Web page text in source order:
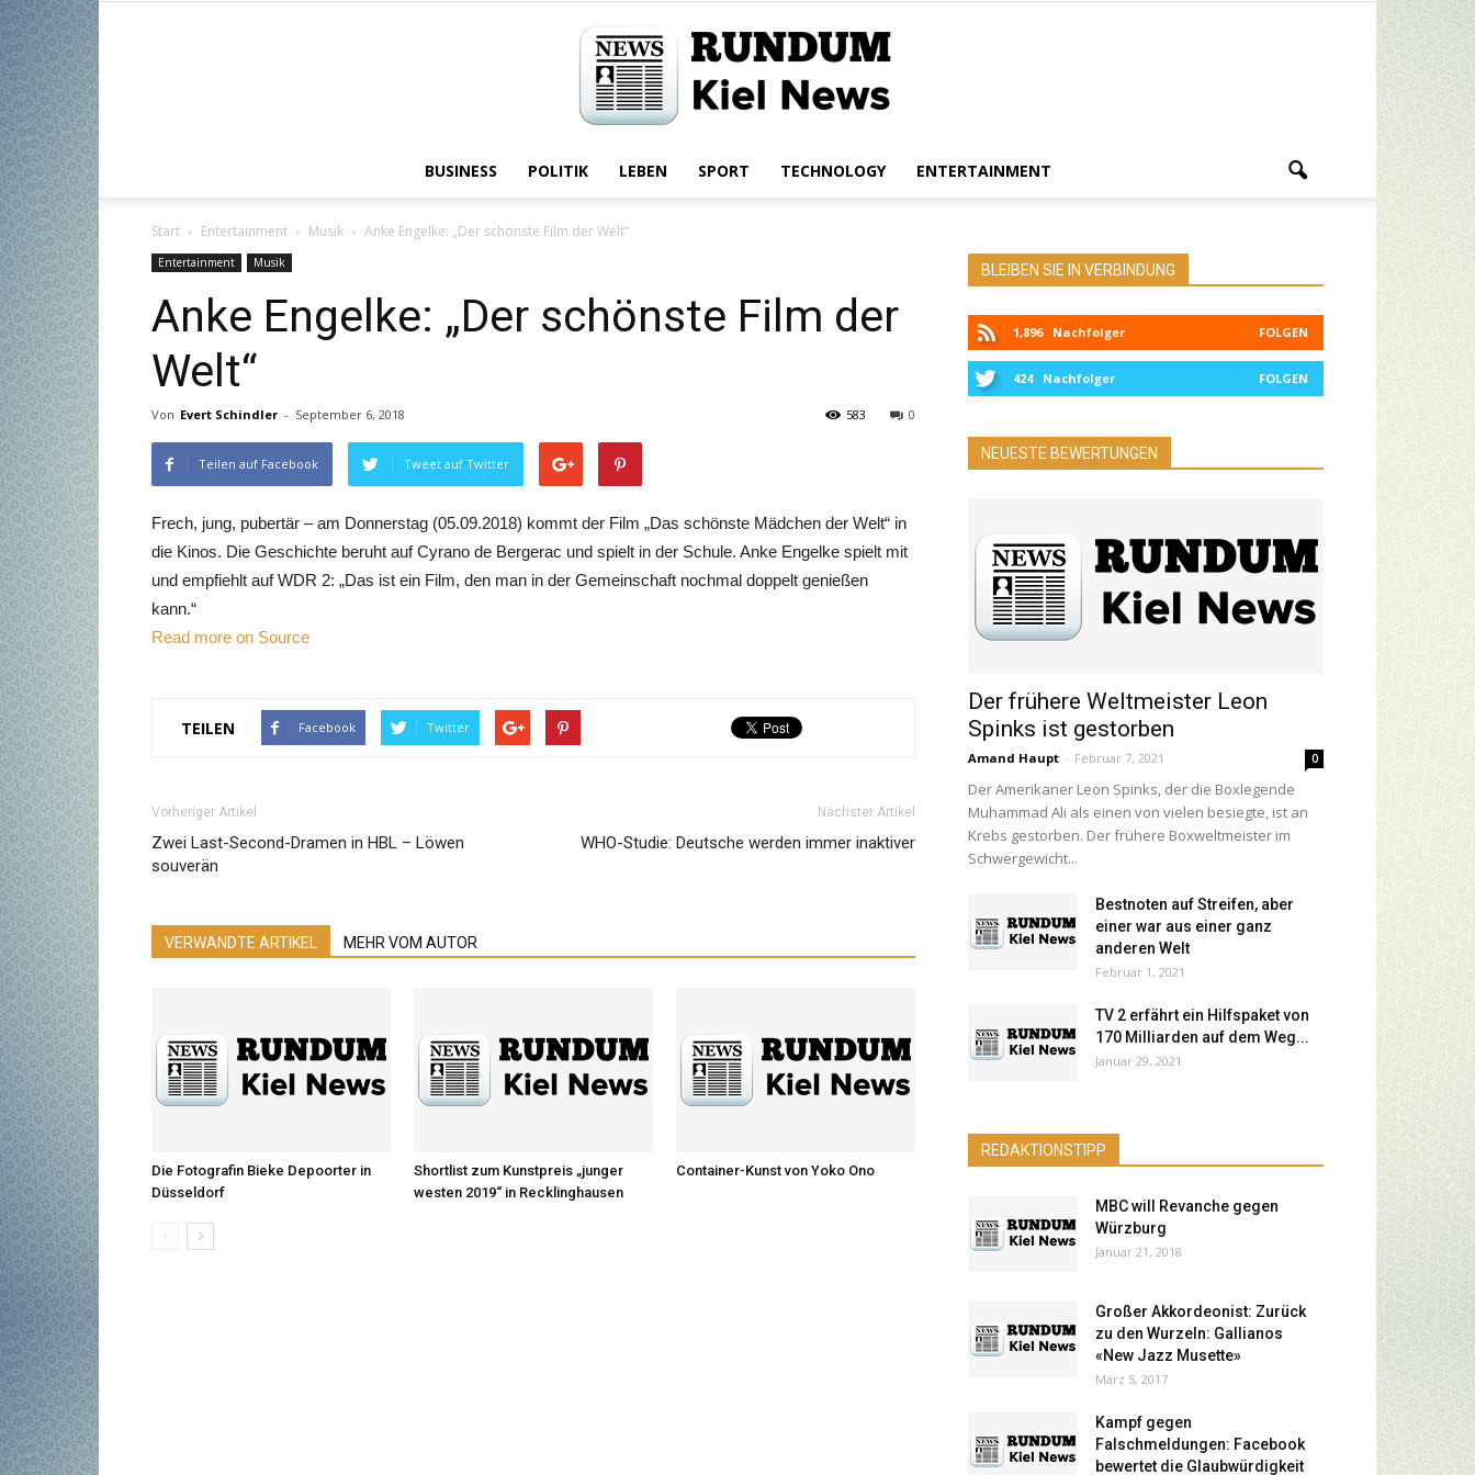
BUSINESS POLITIK LEBEN SPORT TECHNOLOGY ENTERTAINMENT
Start Entertainment Musik Anke Engelke: „Der schönste Film der Welt“
Entertainment Musik
Anke Engelke: „Der schönste Film der
Welt“
Von Evert Schindler - September 6, 2018 0
583
Teilen auf Facebook Tweet auf Twitter
Frech, jung, pubertär – am Donnerstag (05.09.2018) kommt der Film „Das schönste Mädchen der Welt“ in
die Kinos. Die Geschichte beruht auf Cyrano de Bergerac und spielt in der Schule. Anke Engelke spielt mit
und empfiehlt auf WDR 2: „Das ist ein Film, den man in der Gemeinschaft nochmal doppelt genießen
kann.“
Read more on Source
TEILEN Facebook Twitter
Vorheriger Artikel
Zwei Last-Second-Dramen in HBL – Löwen
souverän
Nächster Artikel
WHO-Studie: Deutsche werden immer inaktiver
VERWANDTE ARTIKEL MEHR VOM AUTOR
Die Fotografin Bieke Depoorter in
Düsseldorf
Shortlist zum Kunstpreis „junger
westen 2019“ in Recklinghausen
Container-Kunst von Yoko Ono
BLEIBEN SIE IN VERBINDUNG
1,896 Nachfolger FOLGEN
424 Nachfolger FOLGEN
NEUESTE BEWERTUNGEN
Der frühere Weltmeister Leon
Spinks ist gestorben
Amand Haupt - Februar 7, 2021 0
Der Amerikaner Leon Spinks, der die Boxlegende
Muhammad Ali als einen von vielen besiegte, ist an
Krebs gestorben. Der frühere Boxweltmeister im
Schwergewicht...
Bestnoten auf Streifen, aber
einer war aus einer ganz
anderen Welt
Februar 1, 2021
TV 2 erfährt ein Hilfspaket von
170 Milliarden auf dem Weg...
Januar 29, 2021
REDAKTIONSTIPP
MBC will Revanche gegen
Würzburg
Januar 21, 2018
Großer Akkordeonist: Zurück
zu den Wurzeln: Gallianos
«New Jazz Musette»
März 5, 2017
Kampf gegen
Falschmeldungen: Facebook
bewertet die Glaubwürdigkeit